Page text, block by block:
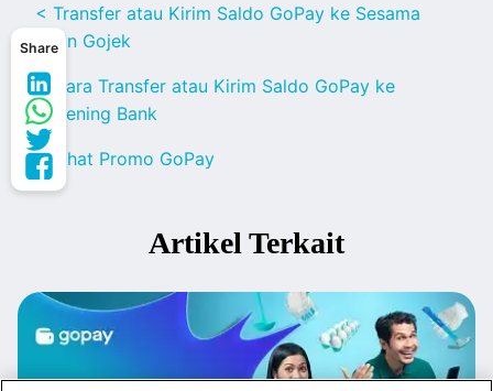
Share
< Transfer atau Kirim Saldo GoPay ke Sesama
Akun Gojek
< Cara Transfer atau Kirim Saldo GoPay ke
Rekening Bank
< Lihat Promo GoPay
Artikel Terkait